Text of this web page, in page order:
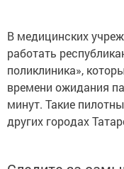
В медицинских
работать
поликлиника»,
времени ожидания
минут. Такие
других городах